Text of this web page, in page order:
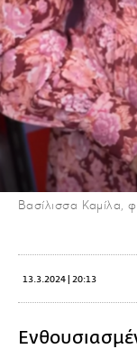
Βασίλισσα Καμίλα,
13.3.2024 | 20:13